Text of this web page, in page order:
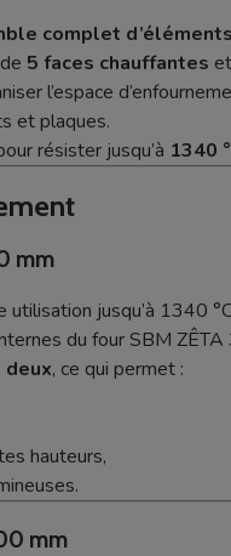
complet
5 faces chauffantes
l’espace
et plaques.
résister jusqu’à 1340
mm
utilisation jusqu’à 1340
du four SBM
deux, ce qui permet :
hauteurs,
mm